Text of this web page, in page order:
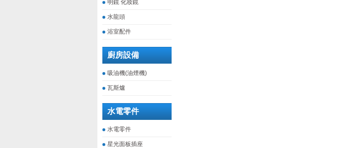
明鏡 化妝鏡
水龍頭
浴室配件
廚房設備
吸油機(油煙機)
瓦斯爐
水電零件
水電零件
星光面板插座